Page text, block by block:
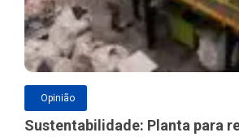
Opinião
Sustentabilidade: Planta para